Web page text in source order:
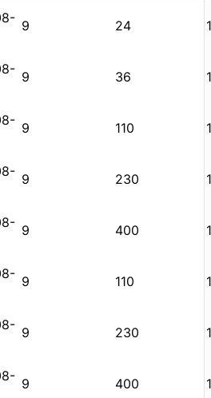
9 24
9 36
9 110
9 230
9 400
9 110
9 230
9 400